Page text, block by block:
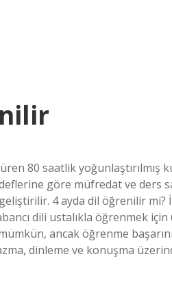
80 saatlik yoğunlaştırılmış
göre müfredat ve ders
4 ayda dil öğrenilir mi?
dili ustalıkla öğrenmek için
ancak öğrenme
dinleme ve konuşma